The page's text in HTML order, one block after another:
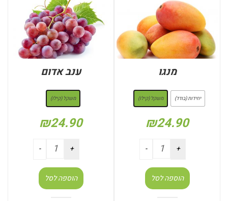
מנגו
יחידות (בודד) משקל (קילו)
₪24.90
הוספה לסל
ענב אדום
משקל (קילו)
₪24.90
הוספה לסל